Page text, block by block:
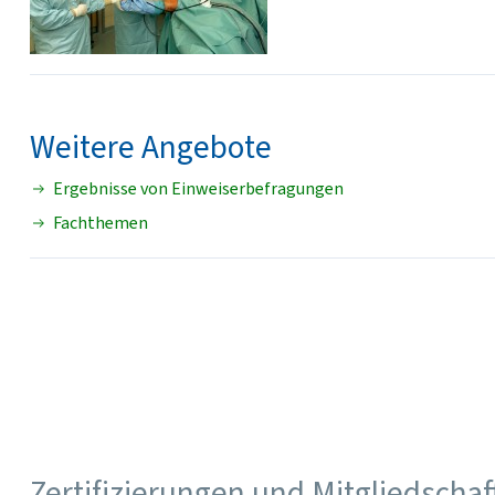
Weitere Angebote
Ergebnisse von Einweiserbefragungen
Fachthemen